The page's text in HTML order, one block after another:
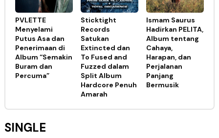
PVLETTE
Menyelami
Putus Asa dan
Penerimaan di
Album “Semakin
Buram dan
Percuma”
Sticktight
Records
Satukan
Extincted dan
To Fused and
Fuzzed dalam
Split Album
Hardcore Penuh
Amarah
Ismam Saurus
Hadirkan PELITA,
Album tentang
Cahaya,
Harapan, dan
Perjalanan
Panjang
Bermusik
SINGLE